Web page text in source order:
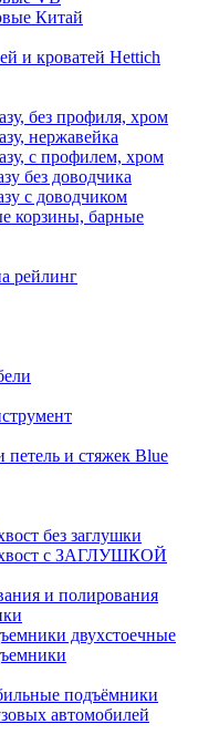
Китай
и кроватей Hettich
без профиля, хром
нержавейка
с профилем, хром
без доводчика
с доводчиком
корзины, барные
рейлинг
петель и стяжек Blue
без заглушки
с ЗАГЛУШКОЙ
и полирования
двухстоечные
подъёмники
автомобилей